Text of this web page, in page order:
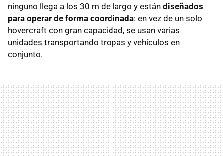
ninguno llega a los 30 m de largo y están diseñados
para operar de forma coordinada: en vez de un solo
hovercraft con gran capacidad, se usan varias
unidades transportando tropas y vehículos en
conjunto.